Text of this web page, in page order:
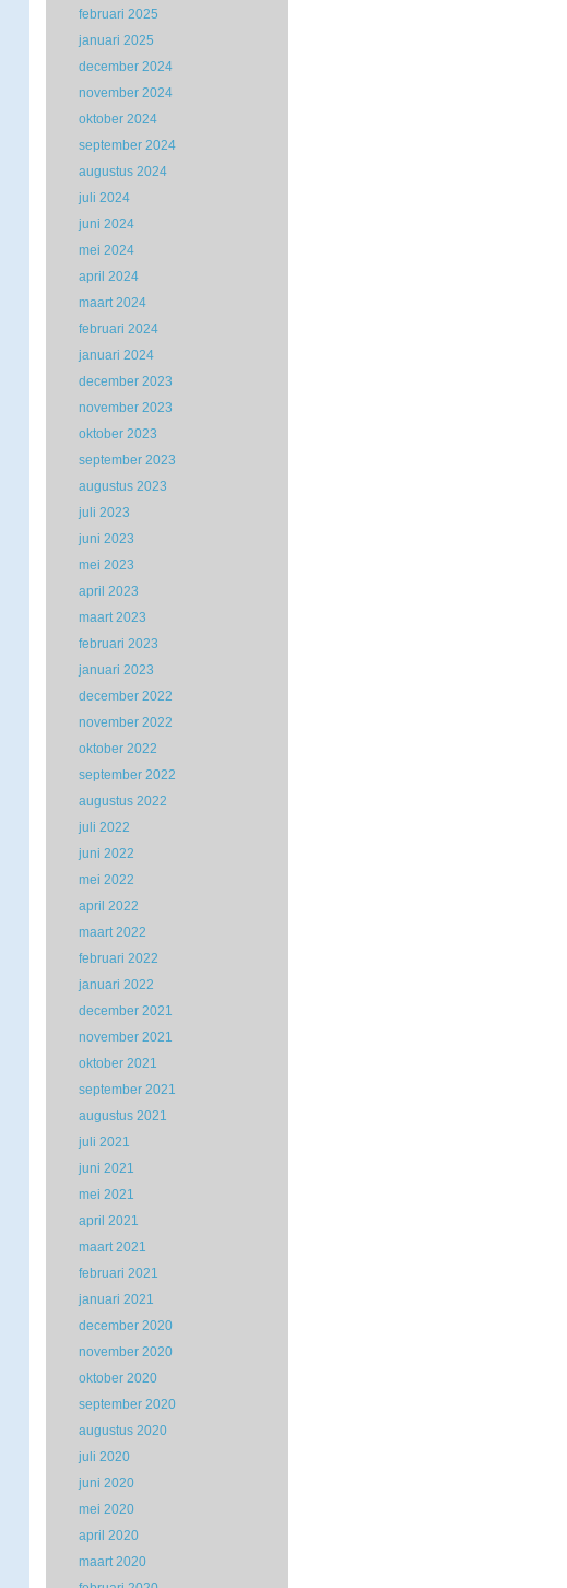
februari 2025
januari 2025
december 2024
november 2024
oktober 2024
september 2024
augustus 2024
juli 2024
juni 2024
mei 2024
april 2024
maart 2024
februari 2024
januari 2024
december 2023
november 2023
oktober 2023
september 2023
augustus 2023
juli 2023
juni 2023
mei 2023
april 2023
maart 2023
februari 2023
januari 2023
december 2022
november 2022
oktober 2022
september 2022
augustus 2022
juli 2022
juni 2022
mei 2022
april 2022
maart 2022
februari 2022
januari 2022
december 2021
november 2021
oktober 2021
september 2021
augustus 2021
juli 2021
juni 2021
mei 2021
april 2021
maart 2021
februari 2021
januari 2021
december 2020
november 2020
oktober 2020
september 2020
augustus 2020
juli 2020
juni 2020
mei 2020
april 2020
maart 2020